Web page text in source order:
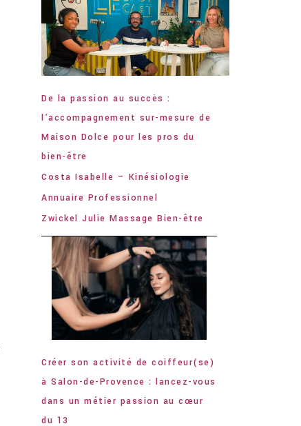
De la passion au succès :
l’accompagnement sur-mesure de
Maison Dolce pour les pros du
bien-être
Costa Isabelle – Kinésiologie
Annuaire Professionnel
Zwickel Julie Massage Bien-être
Créer son activité de coiffeur(se)
à Salon-de-Provence : lancez-vous
dans un métier passion au cœur
du 13